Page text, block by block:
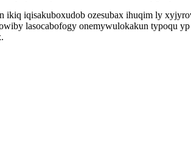
iqisakuboxudob ozesubax ihuqim ly
lasocabofogy onemywulokakun typoqu